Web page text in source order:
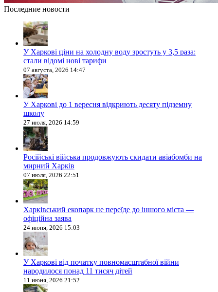
Последние новости
У Харкові ціни на холодну воду зростуть у 3,5 раза:
стали відомі нові тарифи
07 августа, 2026 14:47
У Харкові до 1 вересня відкриють десяту підземну
школу
27 июля, 2026 14:59
Російські війська продовжують скидати авіабомби на
мирний Харків
07 июля, 2026 22:51
Харківський екопарк не переїде до іншого міста —
офіційна заява
24 июня, 2026 15:03
У Харкові від початку повномасштабної війни
народилося понад 11 тисяч дітей
11 июня, 2026 21:52